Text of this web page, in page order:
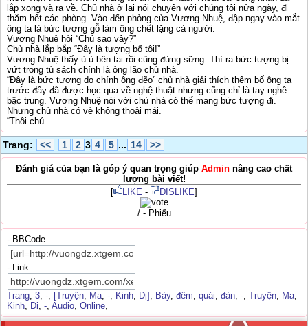
lắp xong và ra về. Chủ nhà ở lại nói chuyện với chúng tôi nửa ngày, đi
thăm hết các phòng. Vào đến phòng của Vương Nhuệ, đập ngay vào mắt
ông ta là bức tượng gỗ làm ông chết lặng cả người.
Vương Nhuệ hỏi “Chú sao vậy?”
Chủ nhà lắp bắp “Đây là tượng bố tôi!”
Vương Nhuệ thấy ù ù bên tai rồi cũng đứng sững. Thì ra bức tượng bị
vứt trong tủ sách chính là ông lão chủ nhà.
“Đây là bức tượng do chính ông đẽo” chủ nhà giải thích thêm bố ông ta
trước đây đã được học qua về nghệ thuật nhưng cũng chỉ là tay nghề
bậc trung. Vương Nhuệ nói với chủ nhà có thể mang bức tượng đi.
Nhưng chủ nhà có vẻ không thoải mái.
“Thôi chú
Trang: << 1 2 3 4 5 ... 14 >>
Đánh giá của bạn là góp ý quan trọng giúp Admin nâng cao chất
lượng bài viết!
[
LIKE - DISLIKE]
/ - Phiếu
- BBCode
- Link
Trang, 3, -, [Truyện, Ma, -, Kinh, Dị] , Bảy, đêm, quái, đản, -, Truyện, Ma,
Kinh, Dị, -, Audio, Online,